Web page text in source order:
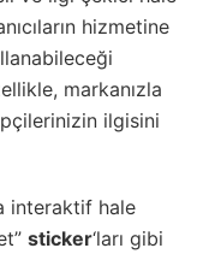
hizmetine
markanızla
ilgisini
interaktif hale
sticker‘ları gibi